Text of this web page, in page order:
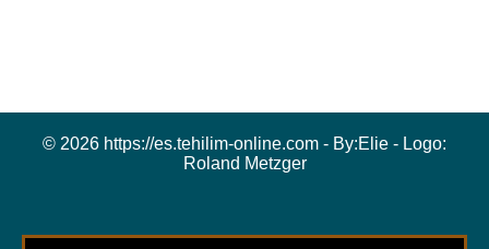
© 2026 https://es.tehilim-online.com - By:Elie - Logo:
Roland Metzger